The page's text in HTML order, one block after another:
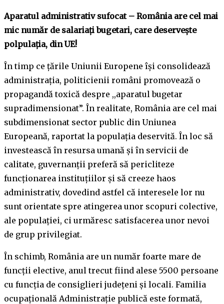
Aparatul administrativ sufocat – România are cel mai
mic număr de salariaţi bugetari, care deserveşte
polpulaţia, din UE!
În timp ce țările Uniunii Europene își consolidează
administrația, politicienii români promovează o
propagandă toxică despre ,,aparatul bugetar
supradimensionat”. În realitate, România are cel mai
subdimensionat sector public din Uniunea
Europeană, raportat la populaţia deservită. În loc să
investească în resursa umană și în servicii de
calitate, guvernanții preferă să pericliteze
funcționarea instituțiilor și să creeze haos
administrativ, dovedind astfel că interesele lor nu
sunt orientate spre atingerea unor scopuri colective,
ale populaţiei, ci urmăresc satisfacerea unor nevoi
de grup privilegiat.
În schimb, România are un număr foarte mare de
funcţii elective, anul trecut fiind alese 5500 persoane
cu funcţia de consiglieri judeţeni şi locali. Familia
ocupaţională Administraţie publică este formată,